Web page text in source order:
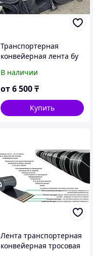
Транспортерная
конвейерная лента бу
настила резина
В наличии
от6 500₸
Купить
Лента транспортерная
конвейерная тросовая